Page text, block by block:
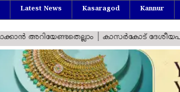
Latest News Kasaragod Kannur